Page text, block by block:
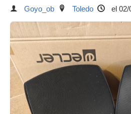
Goyo_ob Toledo el 02/